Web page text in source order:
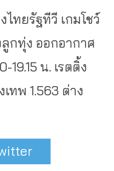
ทยรัฐทีวี เกมโชว์
กทุ่ง ออกอากาศ
19.15 น. เรตติ้ง
ทพ 1.563 ต่าง